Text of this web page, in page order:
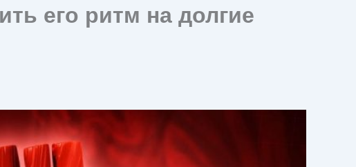
его ритм на долгие